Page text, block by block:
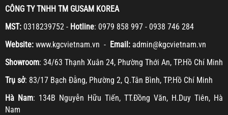
CÔNG TY TNHH TM GUSAM KOREA
MST: 0318239752 - Hotline: 0979 858 997 - 0938 746 284
Website: www.kgcvietnam.vn - Email: admin@kgcvietnam.vn
Showroom: 34/63 Thạnh Xuân 24, Phường Thới An, TP.Hồ Chí Minh
Trụ sở: 83/17 Bạch Đằng, Phường 2, Q.Tân Bình, TP.Hồ Chí Minh
Hà Nam: 134B Nguyễn Hữu Tiến, TT.Đồng Văn, H.Duy Tiên, Hà
Nam